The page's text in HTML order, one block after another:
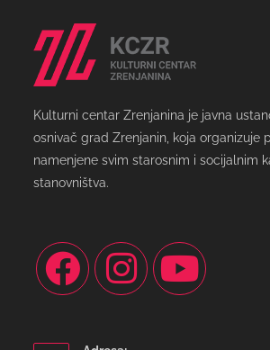
Kulturni centar Zrenjanina je javna
osnivač grad Zrenjanin, koja organizuje
namenjene svim starosnim i socijalnim
stanovništva.